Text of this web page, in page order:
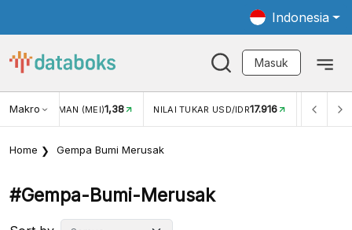
Indonesia
Masuk
Makro
USD/IDR 17.916 INFLASI YOY (JUL)2,88% INFLASI MOM (JUL)
Home Gempa Bumi Merusak
#gempa-Bumi-Merusak